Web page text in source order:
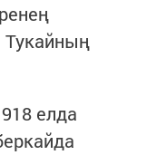
Тукайның
елда